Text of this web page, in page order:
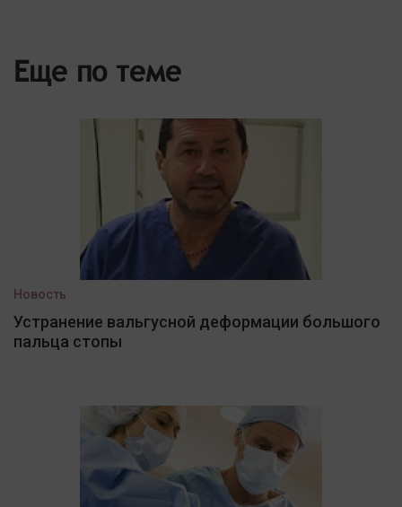
Еще по теме
Новость
Устранение вальгусной деформации большого
пальца стопы